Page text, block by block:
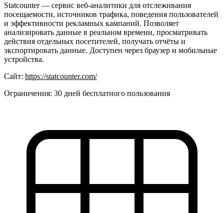
Statcounter — сервис веб-аналитики для отслеживания
посещаемости, источников трафика, поведения пользователей
и эффективности рекламных кампаний. Позволяет
анализировать данные в реальном времени, просматривать
действия отдельных посетителей, получать отчёты и
экспортировать данные. Доступен через браузер и мобильные
устройства.
Сайт: https://statcounter.com/
Ограничения: 30 дней бесплатного пользования